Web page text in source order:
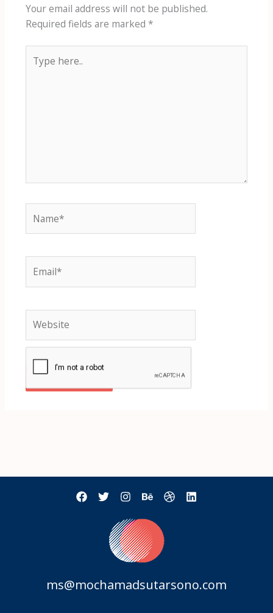
Your email address will not be published.
Required fields are marked *
here..
ms@mochamadsutarsono.com